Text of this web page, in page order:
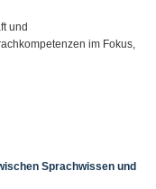
und
im Fokus,
Sprachwissen und